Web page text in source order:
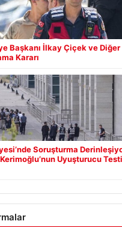
Başkanı İlkay Çiçek ve
Kararı
Soruşturma
Kerimoğlu’nun Uyuşturucu